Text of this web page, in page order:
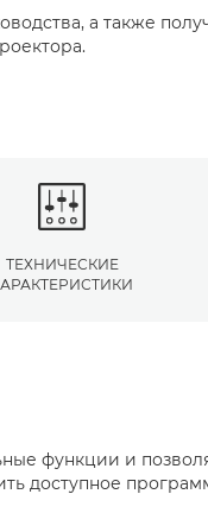
а также
ТЕХНИЧЕСКИЕ
функции и
доступное